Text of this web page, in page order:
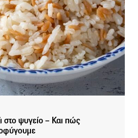
στο ψυγείο – Και πώς